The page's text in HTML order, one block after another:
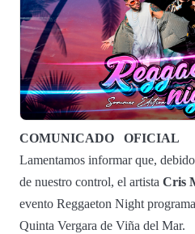
COMUNICADO
OFICIAL
Lamentamos informar que,
de nuestro control, el artista Cris
evento Reggaeton Night
Quinta Vergara de Viña del Mar.